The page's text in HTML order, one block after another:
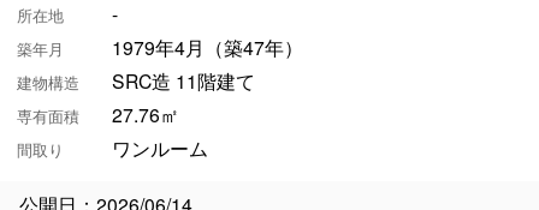
所在地 -
築年月 1979年4月（築47年）
建物構造 SRC造 11階建て
専有面積 27.76㎡
間取り ワンルーム
公開日：2026/06/14